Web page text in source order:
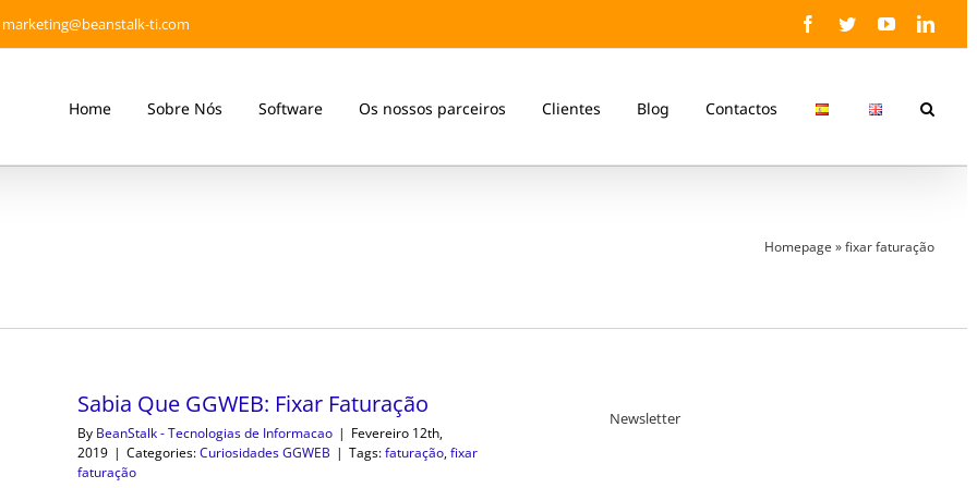
marketing@beanstalk-ti.com Facebook
TwitterYouTube
Home Sobre Nós Software Os nossos parceiros Clientes Blog Contactos
Homepage »fixar faturação
Sabia Que GGWEB: Fixar Faturação
By BeanStalk - Tecnologias de Informacao | Fevereiro 12th,
2019 | Categories:Curiosidades GGWEB | Tags:faturação,fixar
faturação
Newsletter